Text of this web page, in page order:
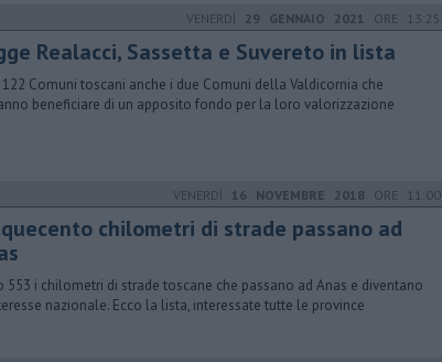
VENERDÌ 29 GENNAIO 2021 ORE 13:25
Realacci, Sassetta e Suvereto in lista
122 Comuni toscani anche i due Comuni della Valdicornia che
beneficiare di un apposito fondo per la loro valorizzazione
VENERDÌ 16 NOVEMBRE 2018 ORE 11:00
chilometri di strade passano ad
553 i chilometri di strade toscane che passano ad Anas e diventano
nazionale. Ecco la lista, interessate tutte le province